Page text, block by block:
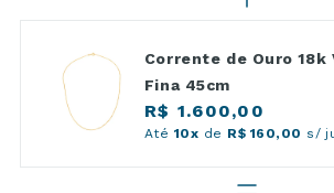
Corrente de Ouro 18k
Fina 45cm
R$ 1.600,00
Até 10x de R$ 160,00 s/